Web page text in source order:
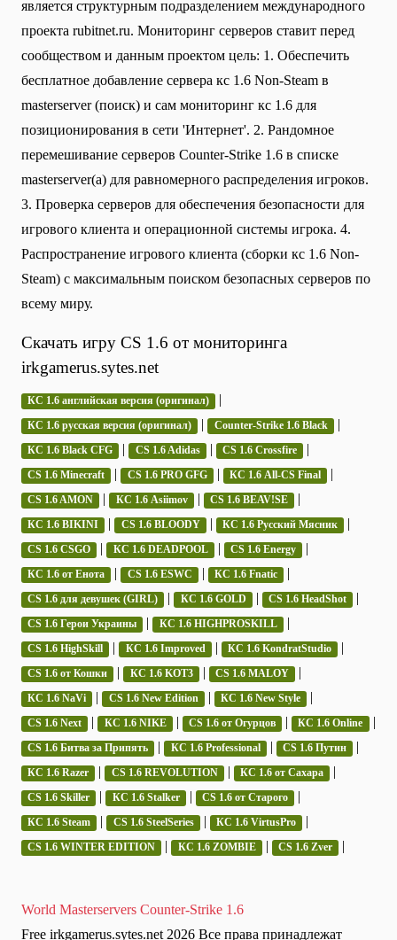
является структурным подразделением международного
проекта rubitnet.ru. Мониторинг серверов ставит перед
сообществом и данным проектом цель: 1. Обеспечить
бесплатное добавление сервера кс 1.6 Non-Steam в
masterserver (поиск) и сам мониторинг кс 1.6 для
позиционирования в сети 'Интернет'. 2. Рандомное
перемешивание серверов Counter-Strike 1.6 в списке
masterserver(а) для равномерного распределения игроков.
3. Проверка серверов для обеспечения безопасности для
игрового клиента и операционной системы игрока. 4.
Распространение игрового клиента (сборки кс 1.6 Non-
Steam) с максимальным поиском безопасных серверов по
всему миру.
Скачать игру CS 1.6 от мониторинга
irkgamerus.sytes.net
КС 1.6 английская версия (оригинал) |
КС 1.6 русская версия (оригинал) | Counter-Strike 1.6 Black |
КС 1.6 Black CFG | CS 1.6 Adidas | CS 1.6 Crossfire |
CS 1.6 Minecraft | CS 1.6 PRO GFG | КС 1.6 All-CS Final |
CS 1.6 AMON | КС 1.6 Asiimov | CS 1.6 BEAV!SE |
КС 1.6 BIKINI | CS 1.6 BLOODY | КС 1.6 Русский Мясник |
CS 1.6 CSGO | КС 1.6 DEADPOOL | CS 1.6 Energy |
КС 1.6 от Енота | CS 1.6 ESWC | КС 1.6 Fnatic |
CS 1.6 для девушек (GIRL) | КС 1.6 GOLD | CS 1.6 HeadShot |
CS 1.6 Герои Украины | КС 1.6 HIGHPROSKILL |
CS 1.6 HighSkill | КС 1.6 Improved | КС 1.6 KondratStudio |
CS 1.6 от Кошки | КС 1.6 KOT3 | CS 1.6 MALOY |
КС 1.6 NaVi | CS 1.6 New Edition | КС 1.6 New Style |
CS 1.6 Next | КС 1.6 NIKE | CS 1.6 от Огурцов | КС 1.6 Online |
CS 1.6 Битва за Припять | КС 1.6 Professional | CS 1.6 Путин |
КС 1.6 Razer | CS 1.6 REVOLUTION | КС 1.6 от Сахара |
CS 1.6 Skiller | КС 1.6 Stalker | CS 1.6 от Старого |
КС 1.6 Steam | CS 1.6 SteelSeries | КС 1.6 VirtusPro |
CS 1.6 WINTER EDITION | КС 1.6 ZOMBIE | CS 1.6 Zver |
World Masterservers Counter-Strike 1.6
Free irkgamerus.sytes.net 2026 Все права принадлежат